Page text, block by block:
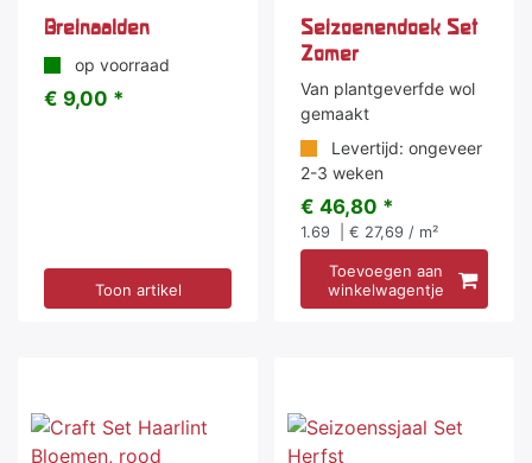
Breinaalden
op voorraad
€ 9,00 *
Toon artikel
Seizoenendoek Set
Zomer
Van plantgeverfde wol
gemaakt
Levertijd: ongeveer
2-3 weken
€ 46,80 *
1.69 | € 27,69 / m²
Toevoegen aan
winkelwagentje